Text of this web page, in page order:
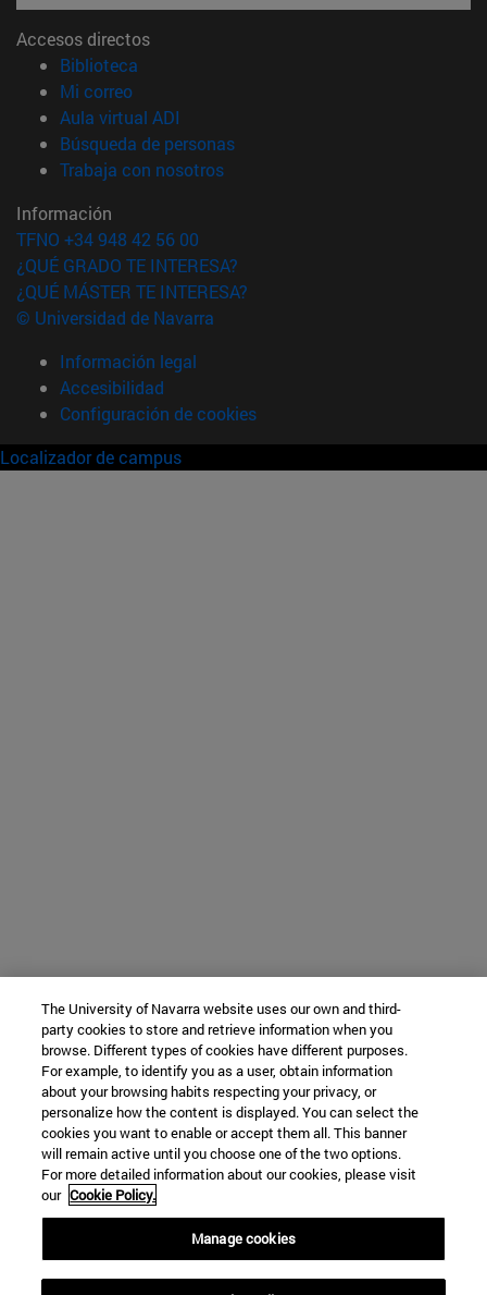
Accesos directos
Biblioteca
Mi correo(abre en nueva ventana)
Aula virtual ADI
Búsqueda de personas(abre en nueva ventana)
Trabaja con nosotros(abre en nueva ventana)
Información
TFNO +34 948 42 56 00
¿QUÉ GRADO TE INTERESA?
¿QUÉ MÁSTER TE INTERESA?
© Universidad de Navarra
Información legal
Accesibilidad
Configuración de cookies
Localizador de campus
The University of Navarra website uses our own and third-
party cookies to store and retrieve information when you
browse. Different types of cookies have different purposes.
For example, to identify you as a user, obtain information
about your browsing habits respecting your privacy, or
personalize how the content is displayed. You can select the
cookies you want to enable or accept them all. This banner
will remain active until you choose one of the two options.
For more detailed information about our cookies, please visit
our Cookie Policy.
Manage cookies